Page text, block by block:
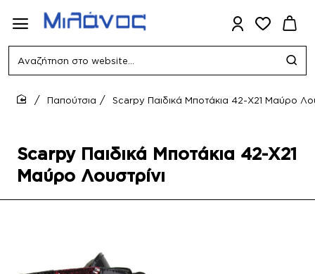
Αναζήτηση
website...
Scarpy Παιδικά Μποτάκια 42-Χ21
Μαύρο Λουστρίνι
Παπούτσια Scarpy Παιδικά Μποτάκια 42-Χ21 Μαύρο